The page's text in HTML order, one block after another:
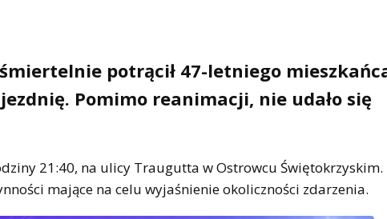
potrącił 47-letniego
Pomimo reanimacji, nie udało się
21:40, na ulicy Traugutta w Ostrowcu Świętokrzyskim.
mające na celu wyjaśnienie okoliczności zdarzenia.